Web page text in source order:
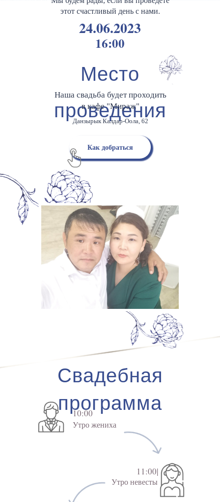
24.06.2023
этот счастливый день с нами.
16:00
Данзырык Калдар-Оола, 62
Наша свадьба будет проходить
в кафе "Мираж"
Место
проведения
Свадебная
программа
Как добраться
11:00|
10:00
Утро жениха
Утро невесты